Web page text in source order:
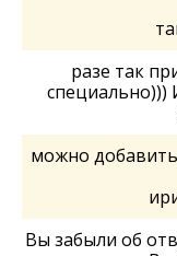
разе так
специально)))
можно
Вы забыли об